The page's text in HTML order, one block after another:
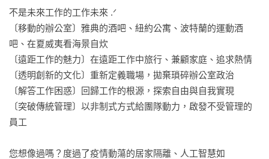
不是未來工作的工作未來 .ᐟ
〔移動的辦公室〕雅典的酒吧、紐約公寓、波特蘭的運動酒
吧、在夏威夷看海景自炊
〔遠距工作的魅力〕在遠距工作中旅行、兼顧家庭、追求熱情
〔透明創新的文化〕重新定義職場，拋棄瑣碎辦公室政治
〔解答工作困惑〕回歸工作的根源，探索自由與自我實現
〔突破傳統管理〕以非制式方式給團隊動力，啟發不受管理的
員工
您想像過嗎？度過了疫情動蕩的居家隔離、人工智慧如